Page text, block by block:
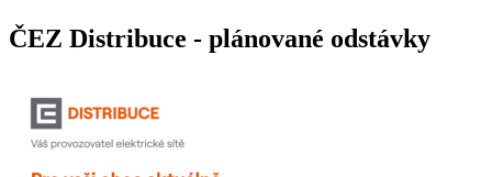
ČEZ Distribuce - plánované odstávky